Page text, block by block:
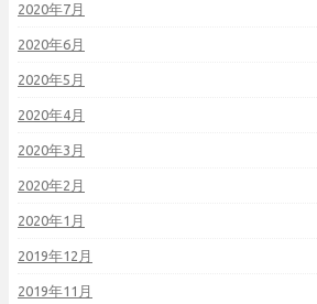
2020年7月
2020年6月
2020年5月
2020年4月
2020年3月
2020年2月
2020年1月
2019年12月
2019年11月